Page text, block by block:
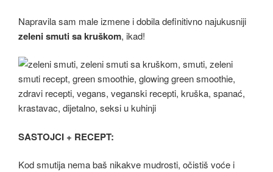
Napravila sam male izmene i dobila definitivno najukusniji
zeleni smuti sa kruškom, ikad!
SASTOJCI + RECEPT:
Kod smutija nema baš nikakve mudrosti, očistiš voće i